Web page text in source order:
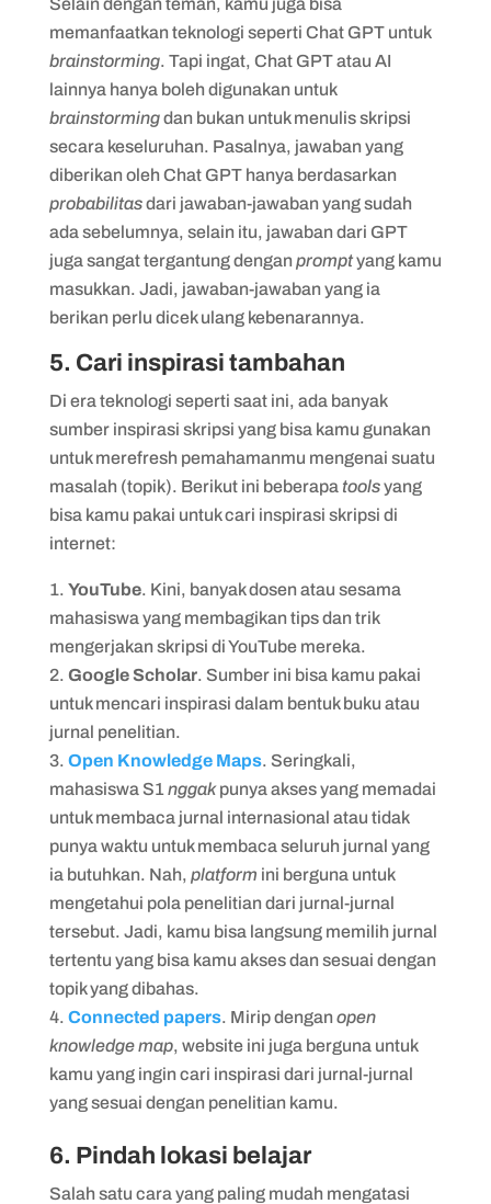
Selain dengan teman, kamu juga bisa
memanfaatkan teknologi seperti Chat GPT untuk
brainstorming. Tapi ingat, Chat GPT atau AI
lainnya hanya boleh digunakan untuk
brainstormingdan bukan untuk menulis skripsi
secara keseluruhan. Pasalnya, jawaban yang
diberikan oleh Chat GPT hanya berdasarkan
probabilitasdari jawaban-jawaban yang sudah
ada sebelumnya, selain itu, jawaban dari GPT
juga sangat tergantung denganpromptyang kamu
masukkan. Jadi, jawaban-jawaban yang ia
berikan perlu dicek ulang kebenarannya.
5. Cari inspirasi tambahan
Di era teknologi seperti saat ini, ada banyak
sumber inspirasi skripsi yang bisa kamu gunakan
untuk merefresh pemahamanmu mengenai suatu
masalah (topik). Berikut ini beberapa toolsyang
bisa kamu pakai untuk cari inspirasi skripsi di
internet:
YouTube. Kini, banyak dosen atau sesama
mahasiswa yang membagikan tips dan trik
mengerjakan skripsi di YouTube mereka.
Google Scholar. Sumber ini bisa kamu pakai
untuk mencari inspirasi dalam bentuk buku atau
jurnal penelitian.
Open Knowledge Maps. Seringkali,
mahasiswa S1 nggakpunya akses yang memadai
untuk membaca jurnal internasional atau tidak
punya waktu untuk membaca seluruh jurnal yang
ia butuhkan. Nah, platform ini berguna untuk
mengetahui pola penelitian dari jurnal-jurnal
tersebut. Jadi, kamu bisa langsung memilih jurnal
tertentu yang bisa kamu akses dan sesuai dengan
topik yang dibahas.
Connected papers. Mirip denganopen
knowledge map, website ini juga berguna untuk
kamu yang ingin cari inspirasi dari jurnal-jurnal
yang sesuai dengan penelitian kamu.
6. Pindah lokasi belajar
Salah satu cara yang paling mudah mengatasi